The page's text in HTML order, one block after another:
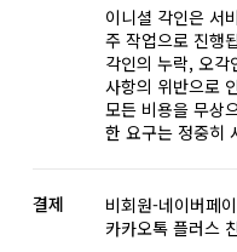
이니셜 각인은 서
주 작업으로 진행
각인의 누락, 오
사항의 위반으로
모든 비용을 무상
한 요구는 정중히
결제
비회원-네이버페
카카오톡 플러스